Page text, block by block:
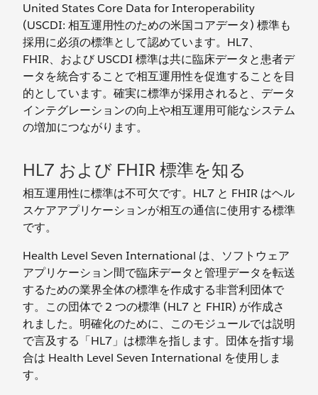
United States Core Data for Interoperability
(USCDI: 相互運用性のための米国コアデータ) 標準も
採用に必須の標準として認めています。HL7、
FHIR、および USCDI 標準は共に臨床データと患者デ
ータを統合することで相互運用性を促進することを目
的としています。確実に標準が採用されると、データ
インテグレーションの向上や相互運用可能なシステム
の増加につながります。
HL7 および FHIR 標準を知る
相互運用性に標準は不可欠です。HL7 と FHIR はヘル
スケアアプリケーションが相互の通信に使用する標準
です。
Health Level Seven International は、ソフトウェア
アプリケーション間で臨床データと管理データを転送
するための業界全体の標準を作成する非営利団体で
す。この団体で 2 つの標準 (HL7 と FHIR) が作成さ
れました。明確化のために、このモジュールでは説明
で言及する「HL7」は標準を指します。団体を指す場
合は Health Level Seven International を使用しま
す。